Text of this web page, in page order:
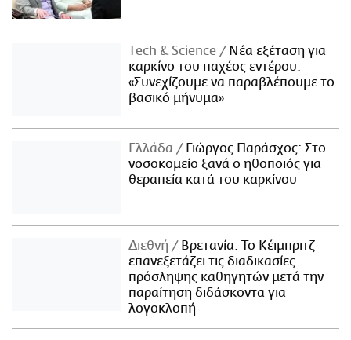
Τech & Science
Νέα εξέταση για
καρκίνο του παχέος εντέρου:
«Συνεχίζουμε να παραβλέπουμε το
βασικό μήνυμα»
Ελλάδα
Γιώργος Παράσχος: Στο
νοσοκομείο ξανά ο ηθοποιός για
θεραπεία κατά του καρκίνου
Διεθνή
Βρετανία: Το Κέιμπριτζ
επανεξετάζει τις διαδικασίες
πρόσληψης καθηγητών μετά την
παραίτηση διδάσκοντα για
λογοκλοπή